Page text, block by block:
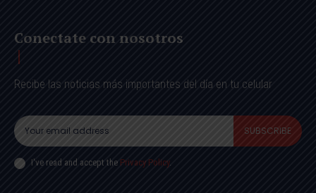
Conectate con nosotros
Recibe las noticias más importantes del día en tu celular
SUBSCRIBE
I've read and accept the Privacy Policy.